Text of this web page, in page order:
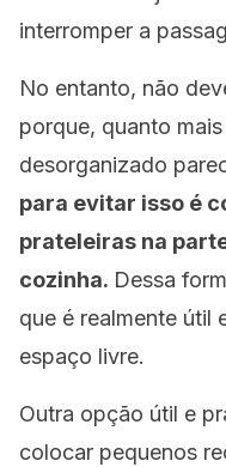
interromper a
No entanto, não
porque, quanto
desorganizado
para evitar isso é
prateleiras na
cozinha. Dessa
que é realmente útil
espaço livre.
Outra opção útil e
colocar pequenos